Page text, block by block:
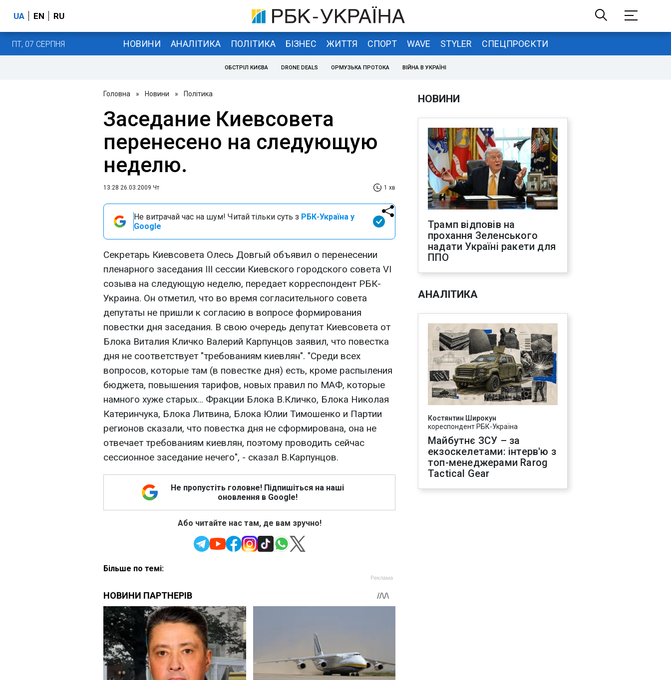
UA EN RU
ПТ, 07 СЕРПНЯ НОВИНИ АНАЛІТИКА ПОЛІТИКА БІЗНЕС ЖИТТЯ СПОРТ WAVE STYLER СПЕЦПРОЄКТИ
ОБСТРІЛ КИЄВА DRONE DEALS ОРМУЗЬКА ПРОТОКА ВІЙНА В УКРАЇНІ
Головна » Новини » Політика
Заседание Киевсовета
перенесено на следующую
неделю.
13:28 26.03.2009 Чт 1 хв
Не витрачай час на шум! Читай тільки суть з РБК-Україна у
Google
Секретарь Киевсовета Олесь Довгый объявил о перенесении
пленарного заседания III сессии Киевского городского совета VI
созыва на следующую неделю, передает корреспондент РБК-
Украина. Он отметил, что во время согласительного совета
депутаты не пришли к согласию в вопросе формирования
повестки дня заседания. В свою очередь депутат Киевсовета от
Блока Виталия Кличко Валерий Карпунцов заявил, что повестка
дня не соответствует "требованиям киевлян". "Среди всех
вопросов, которые там (в повестке дня) есть, кроме распыления
бюджета, повышения тарифов, новых правил по МАФ, которые
намного хуже старых… Фракции Блока В.Кличко, Блока Николая
Катеринчука, Блока Литвина, Блока Юлии Тимошенко и Партии
регионов сказали, что повестка дня не сформирована, она не
отвечает требованиям киевлян, поэтому проводить сейчас
сессионное заседание нечего", - сказал В.Карпунцов.
Не пропустіть головне! Підпишіться на наші
оновлення в Google!
Або читайте нас там, де вам зручно!
Більше по темі:
НОВИНИ
Трамп відповів на
прохання Зеленського
надати Україні ракети для
ППО
АНАЛІТИКА
Костянтин Широкун
кореспондент РБК-Україна
Майбутнє ЗСУ – за
екзоскелетами: інтерв'ю з
топ-менеджерами Rarog
Tactical Gear